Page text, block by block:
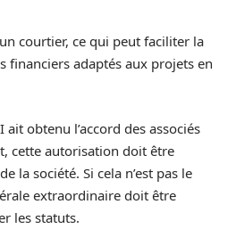
courtier, ce qui peut faciliter la
financiers adaptés aux projets en
ait obtenu l’accord des associés
cette autorisation doit être
la société. Si cela n’est pas le
extraordinaire doit être
les statuts.